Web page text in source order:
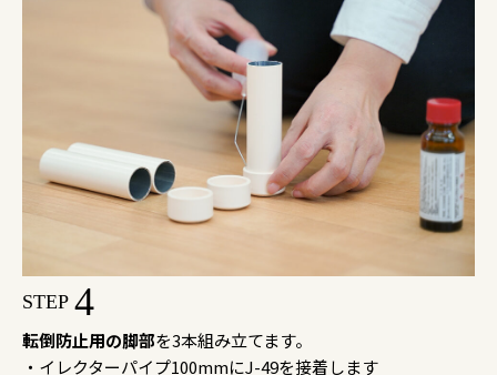
STEP 4
転倒防止用の脚部を3本組み立てます。
・イレクターパイプ100mmにJ-49を接着します